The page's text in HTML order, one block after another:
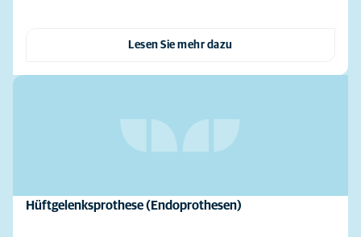
Lesen Sie mehr dazu
Hüftgelenksprothese (Endoprothesen)